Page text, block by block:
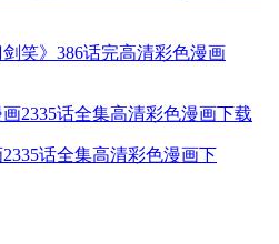
笑》386话完高清彩色漫画
话全集高清彩色漫画下